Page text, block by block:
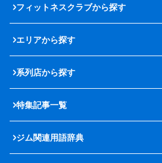
フィットネスクラブから探す
エリアから探す
系列店から探す
特集記事一覧
ジム関連用語辞典